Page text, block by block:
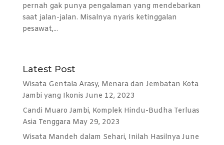
pernah gak punya pengalaman yang mendebarkan
saat jalan-jalan. Misalnya nyaris ketinggalan
pesawat,...
Latest Post
Wisata Gentala Arasy, Menara dan Jembatan Kota
Jambi yang Ikonis June 12, 2023
Candi Muaro Jambi, Komplek Hindu-Budha Terluas
Asia Tenggara May 29, 2023
Wisata Mandeh dalam Sehari, Inilah Hasilnya June